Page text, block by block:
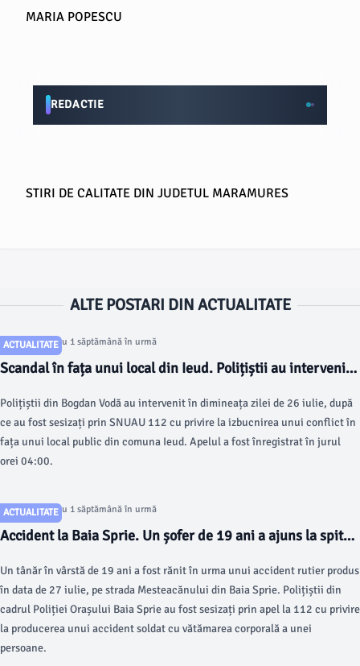
MARIA POPESCU
REDACTIE
STIRI DE CALITATE DIN JUDETUL MARAMURES
ALTE POSTARI DIN ACTUALITATE
ACTUALITATE
Articol postat cu 1 săptămână în urmă
Scandal în fața unui local din Ieud. Polițiștii au intervenit
Polițiștii din Bogdan Vodă au intervenit în dimineața zilei de 26 iulie, după
ce au fost sesizați prin SNUAU 112 cu privire la izbucnirea unui conflict în
fața unui local public din comuna Ieud. Apelul a fost înregistrat în jurul
orei 04:00.
ACTUALITATE
Articol postat cu 1 săptămână în urmă
Accident la Baia Sprie. Un șofer de 19 ani a ajuns la spital
Un tânăr în vârstă de 19 ani a fost rănit în urma unui accident rutier produs
în data de 27 iulie, pe strada Mesteacănului din Baia Sprie. Polițiștii din
cadrul Poliției Orașului Baia Sprie au fost sesizați prin apel la 112 cu privire
la producerea unui accident soldat cu vătămarea corporală a unei
persoane.